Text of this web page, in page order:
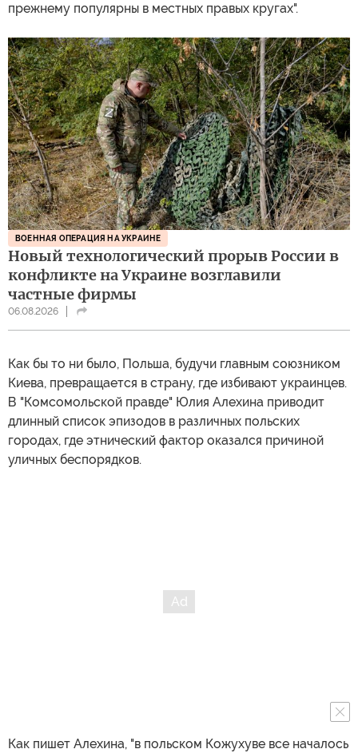
прежнему популярны в местных правых кругах".
ВОЕННАЯ ОПЕРАЦИЯ НА УКРАИНЕ
Новый технологический прорыв России в
конфликте на Украине возглавили
частные фирмы
06.08.2026
Как бы то ни было, Польша, будучи главным союзником
Киева, превращается в страну, где избивают украинцев.
В "Комсомольской правде" Юлия Алехина приводит
длинный список эпизодов в различных польских
городах, где этнический фактор оказался причиной
уличных беспорядков.
Как пишет Алехина, "в польском Кожухуве все началось